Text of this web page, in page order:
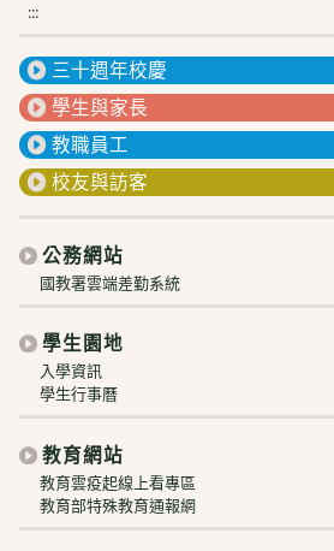
:::
三十週年校慶
學生與家長
教職員工
校友與訪客
公務網站
國教署雲端差勤系統
學生園地
入學資訊
學生行事曆
教育網站
教育雲疫起線上看專區
教育部特殊教育通報網